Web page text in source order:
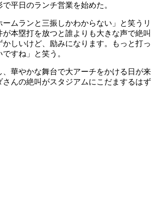
平日のランチ営業を始めた。
ームランと三振しかわからない」と笑うリ
が本塁打を放つと誰よりも大きな声で絶叫
しいけど、励みになります。もっと打っ
すね」と笑う。
、華やかな舞台で大アーチをかける日が来
さんの絶叫がスタジアムにこだまするはず